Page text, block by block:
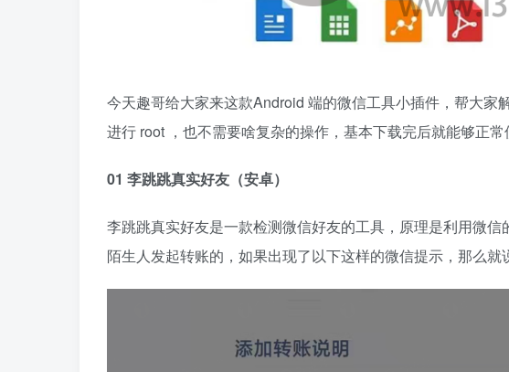
今天趣哥给大家来这款Android 端的微信工具小插件，帮大
进行 root ，也不需要啥复杂的操作，基本下载完后就能够正常
01 李跳跳真实好友（安卓）
李跳跳真实好友是一款检测微信好友的工具，原理是利用微
陌生人发起转账的，如果出现了以下这样的微信提示，那么就